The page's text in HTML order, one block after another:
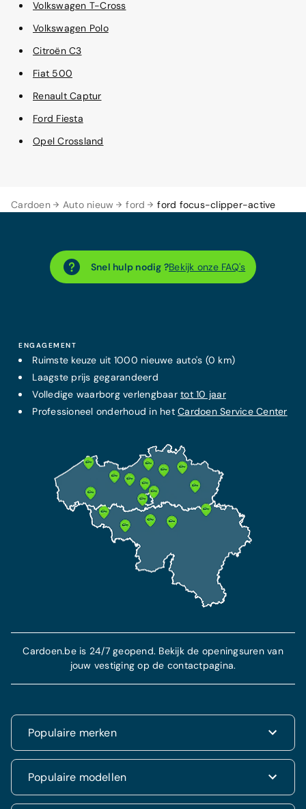
Cardoen Auto nieuw ford ford focus-clipper-active
Volkswagen T-Cross
Volkswagen Polo
Citroën C3
Fiat 500
Renault Captur
Ford Fiesta
Opel Crossland
Snel hulp nodig ?Bekijk onze FAQ's
ENGAGEMENT
Ruimste keuze uit 1000 nieuwe auto's (0 km)
Laagste prijs gegarandeerd
Volledige waarborg verlengbaartot 10 jaar
Professioneel onderhoud in hetCardoen Service Center
Populaire merken
Renault
Populaire modellen
Cardoen.be is 24/7 geopend. Bekijk de openingsuren van
jouw vestiging op de contactpagina.